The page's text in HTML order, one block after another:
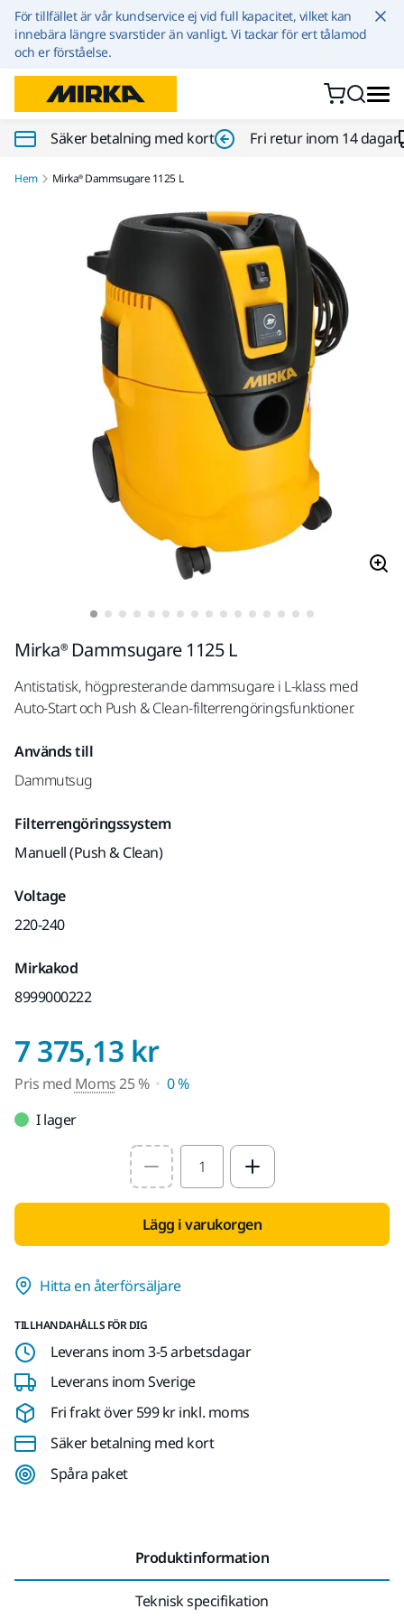
Hoppa till innehållet
För tillfället är vår kundservice ej vid full kapacitet, vilket kan
innebära längre svarstider än vanligt. Vi tackar för ert tålamod
och er förståelse.
Säker betalning med kort Fri retur inom 14 dagar
Hem Mirka® Dammsugare 1125 L
Mirka® Dammsugare 1125 L
Antistatisk, högpresterande dammsugare i L-klass med
Auto-Start och Push & Clean-filterrengöringsfunktioner.
Används till
Dammutsug
Filterrengöringssystem
Manuell (Push & Clean)
Voltage
220-240
Mirkakod
8999000222
7 375,13 krPris med Moms
Pris med Moms25 %
0 %
I lager
Select quantity value
Lägg i varukorgen
Hitta en återförsäljare
TILLHANDAHÅLLS FÖR DIG
Leverans inom 3-5 arbetsdagar
Leverans inom Sverige
Fri frakt över 599 kr inkl. moms
Säker betalning med kort
Spåra paket
Produktinformation
Teknisk specifikation